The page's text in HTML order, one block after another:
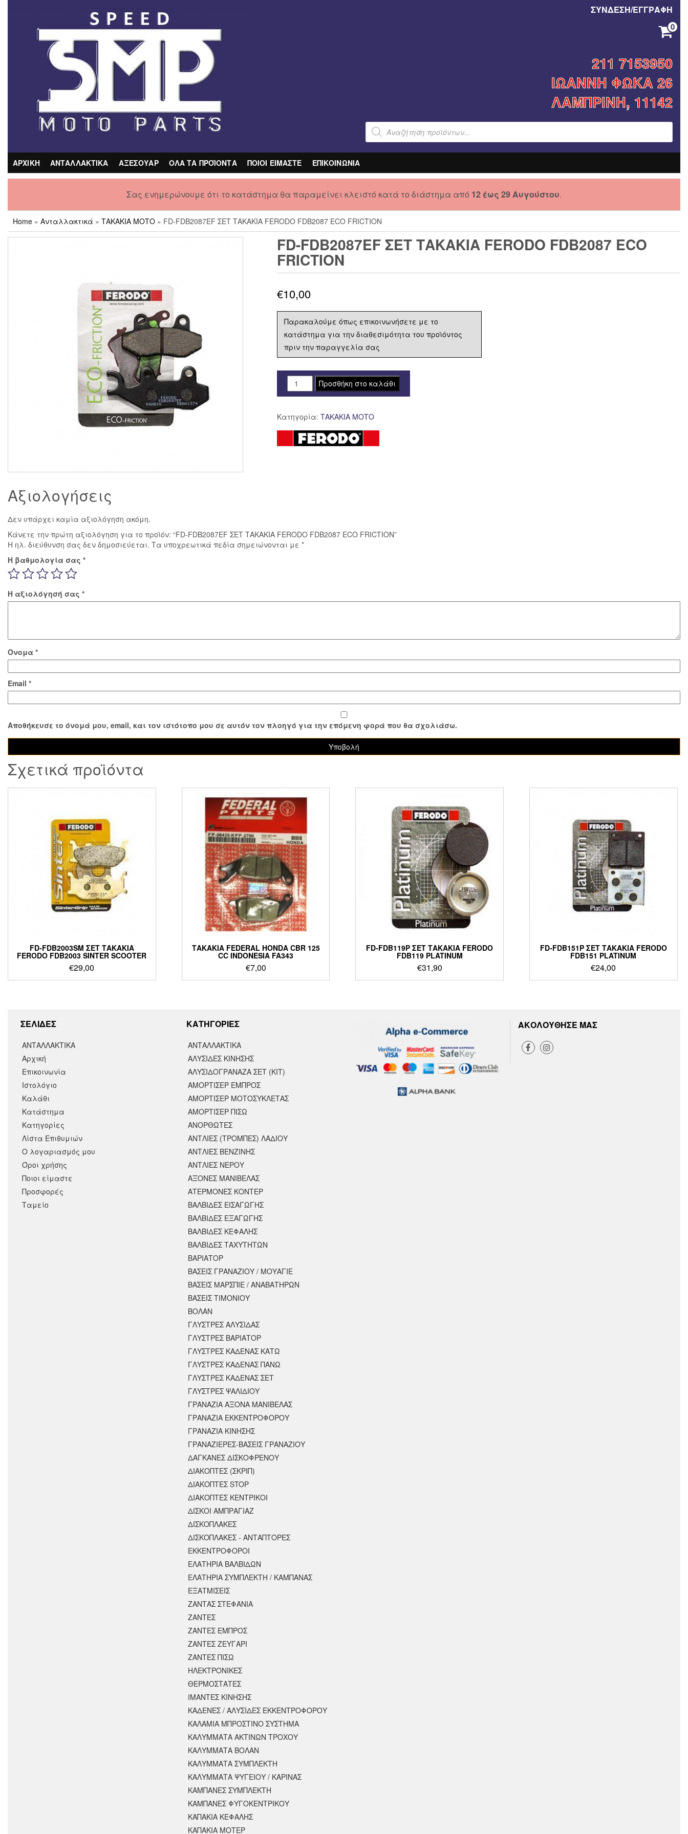
ΣΥΝΔΕΣΗ/ΕΓΓΡΑΦΗ
0
211 7153950
ΙΩΑΝΝΗ ΦΩΚΑ 26
ΛΑΜΠΡΙΝΗ, 11142
Products
search
ΑΡΧΙΚΗ ΑΝΤΑΛΛΑΚΤΙΚΑ ΑΞΕΣΟΥΑΡ ΟΛΑ ΤΑ ΠΡΟΪΟΝΤΑ ΠΟΙΟΙ ΕΙΜΑΣΤΕ ΕΠΙΚΟΙΝΩΝΙΑ
Σας ενημερώνουμε ότι το κατάστημα θα παραμείνει κλειστό κατά το διάστημα από 12 έως 29 Αυγούστου.
Home » Ανταλλακτικά » ΤΑΚΑΚΙΑ ΜΟΤΟ » FD-FDB2087EF ΣΕΤ ΤΑΚΑΚΙΑ FERODO FDB2087 ECO FRICTION
FD-FDB2087EF ΣΕΤ ΤΑΚΑΚΙΑ FERODO FDB2087 ECO
FRICTION
€10,00
Παρακαλούμε όπως επικοινωνήσετε με το
κατάστημα για την διαθεσιμότητα του προϊόντος
πριν την παραγγελία σας
FD-
FDB2087EF
ΤΑΚΑΚΙΑ
FERODO
FDB2087
Προσθήκη στο καλάθι
Κατηγορία: ΤΑΚΑΚΙΑ ΜΟΤΟ
Αξιολογήσεις
Δεν υπάρχει καμία αξιολόγηση ακόμη.
Κάνετε την πρώτη αξιολόγηση για το προϊόν: “FD-FDB2087EF ΣΕΤ ΤΑΚΑΚΙΑ FERODO FDB2087 ECO FRICTION”
Η ηλ. διεύθυνση σας δεν δημοσιεύεται. Τα υποχρεωτικά πεδία σημειώνονται με *
Η βαθμολογία σας *
Η αξιολόγησή σας *
Όνομα *
Email *
Αποθήκευσε το όνομά μου, email, και τον ιστότοπο μου σε αυτόν τον πλοηγό για την επόμενη φορά που θα σχολιάσω.
Σχετικά προϊόντα
FD-FDB2003SM ΣΕΤ ΤΑΚΑΚΙΑ
FERODO FDB2003 SINTER SCOOTER
€29,00
ΤΑΚΑΚΙΑ FEDERAL HONDA CBR 125
CC INDONESIA FA343
€7,00
FD-FDB119P ΣΕΤ ΤΑΚΑΚΙΑ FERODO
FDB119 PLATINUM
€31,90
FD-FDB151P ΣΕΤ ΤΑΚΑΚΙΑ FERODO
FDB151 PLATINUM
€24,00
ΣΕΛΙΔΕΣ
ΑΝΤΑΛΛΑΚΤΙΚΑ
Αρχική
Επικοινωνία
Ιστολόγιο
Καλάθι
Κατάστημα
Κατηγορίες
Λίστα Επιθυμιών
Ο λογαριασμός μου
Όροι χρήσης
Ποιοι είμαστε
Προσφορές
Ταμείο
KΑΤΗΓΟΡΙΕΣ
ΑΝΤΑΛΛΑΚΤΙΚΆ
ΑΛΥΣΙΔΕΣ ΚΙΝΗΣΗΣ
ΑΛΥΣΙΔΟΓΡΑΝΑΖΑ ΣΕΤ (ΚΙΤ)
ΑΜΟΡΤΙΣΕΡ ΕΜΠΡΟΣ
ΑΜΟΡΤΙΣΈΡ ΜΟΤΟΣΥΚΛΈΤΑΣ
ΑΜΟΡΤΙΣΕΡ ΠΙΣΩ
ΑΝΟΡΘΩΤΕΣ
ΑΝΤΛΙΕΣ (ΤΡΟΜΠΕΣ) ΛΑΔΙΟΥ
ΑΝΤΛΙΕΣ ΒΕΝΖΙΝΗΣ
ΑΝΤΛΙΕΣ ΝΕΡΟΥ
ΑΞΟΝΕΣ ΜΑΝΙΒΕΛΑΣ
ΑΤΕΡΜΟΝΕΣ ΚΟΝΤΕΡ
ΒΑΛΒΙΔΕΣ ΕΙΣΑΓΩΓΗΣ
ΒΑΛΒΙΔΕΣ ΕΞΑΓΩΓΗΣ
ΒΑΛΒΙΔΕΣ ΚΕΦΑΛΗΣ
ΒΑΛΒΙΔΕΣ ΤΑΧΥΤΗΤΩΝ
ΒΑΡΙΑΤΟΡ
ΒΑΣΕΙΣ ΓΡΑΝΑΖΙΟΥ / ΜΟΥΑΓΙΕ
ΒΑΣΕΙΣ ΜΑΡΣΠΙΕ / ΑΝΑΒΑΤΗΡΩΝ
ΒΑΣΕΙΣ ΤΙΜΟΝΙΟΥ
ΒΟΛΑΝ
ΓΛΥΣΤΡΕΣ ΑΛΥΣΙΔΑΣ
ΓΛΥΣΤΡΕΣ ΒΑΡΙΑΤΟΡ
ΓΛΥΣΤΡΕΣ ΚΑΔΕΝΑΣ ΚΑΤΩ
ΓΛΥΣΤΡΕΣ ΚΑΔΕΝΑΣ ΠΑΝΩ
ΓΛΥΣΤΡΕΣ ΚΑΔΕΝΑΣ ΣΕΤ
ΓΛΥΣΤΡΕΣ ΨΑΛΙΔΙΟΥ
ΓΡΑΝΑΖΙΑ ΑΞΟΝΑ ΜΑΝΙΒΕΛΑΣ
ΓΡΑΝΑΖΙΑ ΕΚΚΕΝΤΡΟΦΟΡΟΥ
ΓΡΑΝΑΖΙΑ ΚΙΝΗΣΗΣ
ΓΡΑΝΑΖΙΕΡΕΣ-ΒΑΣΕΙΣ ΓΡΑΝΑΖΙΟΥ
ΔΑΓΚΑΝΕΣ ΔΙΣΚΟΦΡΕΝΟΥ
ΔΙΑΚΟΠΤΕΣ (ΣΚΡΙΠ)
ΔΙΑΚΟΠΤΕΣ STOP
ΔΙΑΚΟΠΤΕΣ ΚΕΝΤΡΙΚΟΙ
ΔΙΣΚΟΙ ΑΜΠΡΑΓΙΑΖ
ΔΙΣΚΟΠΛΑΚΕΣ
ΔΙΣΚΟΠΛΑΚΕΣ - ΑΝΤΑΠΤΟΡΕΣ
ΕΚΚΕΝΤΡΟΦΟΡΟΙ
ΕΛΑΤΗΡΙΑ ΒΑΛΒΙΔΩΝ
ΕΛΑΤΗΡΙΑ ΣΥΜΠΛΕΚΤΗ / ΚΑΜΠΑΝΑΣ
ΕΞΑΤΜΙΣΕΙΣ
ΖΑΝΤΑΣ ΣΤΕΦΑΝΙΑ
ΖΑΝΤΕΣ
ΖΑΝΤΕΣ ΕΜΠΡΟΣ
ΖΑΝΤΕΣ ΖΕΥΓΑΡΙ
ΖΑΝΤΕΣ ΠΙΣΩ
ΗΛΕΚΤΡΟΝΙΚΕΣ
ΘΕΡΜΟΣΤΑΤΕΣ
ΙΜΑΝΤΕΣ ΚΙΝΗΣΗΣ
ΚΑΔΕΝΕΣ / ΑΛΥΣΙΔΕΣ ΕΚΚΕΝΤΡΟΦΟΡΟΥ
ΚΑΛΑΜΙΑ ΜΠΡΟΣΤΙΝΟ ΣΥΣΤΗΜΑ
ΚΑΛΥΜΜΑΤΑ ΑΚΤΙΝΩΝ ΤΡΟΧΟΥ
ΚΑΛΥΜΜΑΤΑ ΒΟΛΑΝ
ΚΑΛΥΜΜΑΤΑ ΣΥΜΠΛΕΚΤΗ
ΚΑΛΥΜΜΑΤΑ ΨΥΓΕΙΟΥ / ΚΑΡΙΝΑΣ
ΚΑΜΠΑΝΕΣ ΣΥΜΠΛΕΚΤΗ
ΚΑΜΠΑΝΕΣ ΦΥΓΟΚΕΝΤΡΙΚΟΥ
ΚΑΠΑΚΙΑ ΚΕΦΑΛΗΣ
ΚΑΠΑΚΙΑ ΜΟΤΕΡ
ΑΚΟΛΟΥΘΗΣΕ ΜΑΣ